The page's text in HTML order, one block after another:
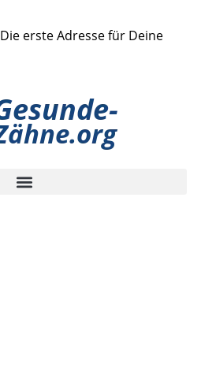
erste Adresse für Deine